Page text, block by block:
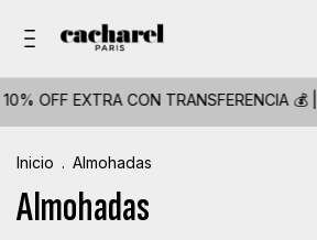
OFF EXTRA CON TRANSFERENCIA 💰 |
Inicio . Almohadas
Almohadas